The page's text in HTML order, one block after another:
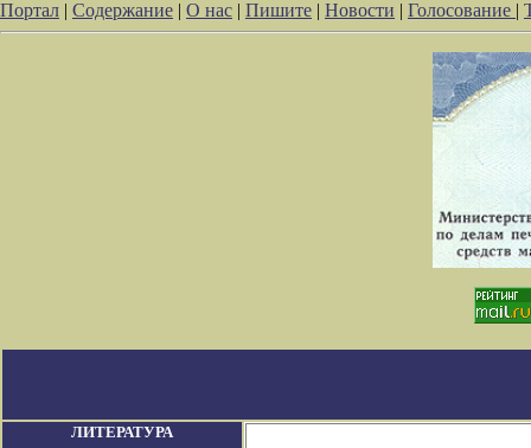
Портал | Содержание | О нас | Пишите | Новости | Голосование |
ЛИТЕРАТУРА